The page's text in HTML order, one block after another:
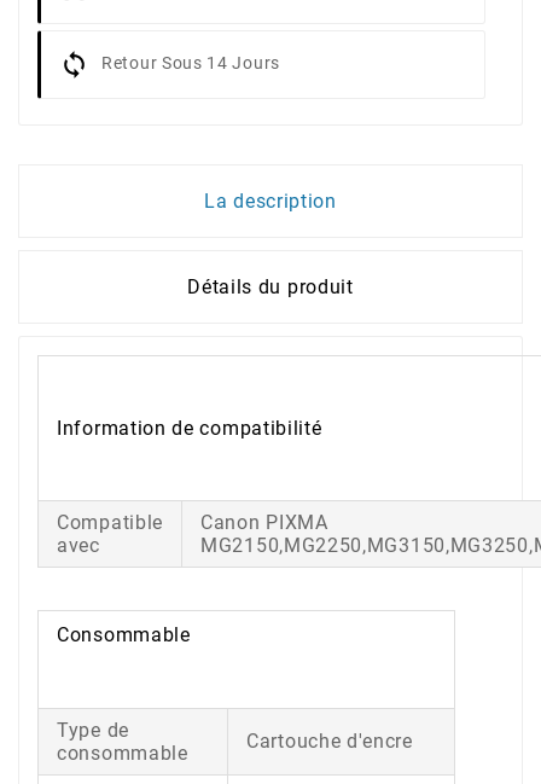
Retour Sous 14 Jours
La description
Détails du produit
Information de compatibilité
Compatible
avec
Canon PIXMA
Consommable
Type de
consommable
Cartouche d'encre